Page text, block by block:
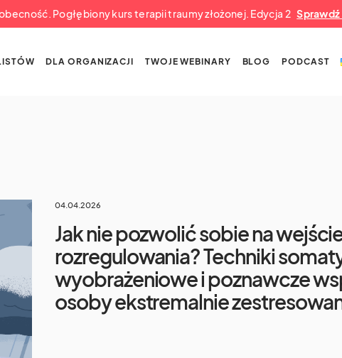
Pogłębiony kurs terapii traumy złożonej. Edycja 2 Sprawdź
DLA ORGANIZACJI TWOJE WEBINARY BLOG PODCAST
04.04.2026
Jak nie pozwolić sobie na
rozregulowania? Techniki
wyobrażeniowe i poznawcze
osoby ekstremalnie